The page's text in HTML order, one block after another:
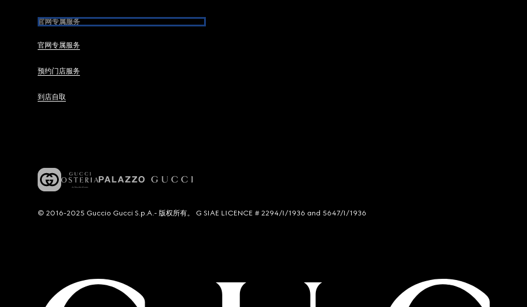
官网专属服务
官网专属服务
预约门店服务
到店自取
© 2016-2025 Guccio Gucci S.p.A.- 版权所有。 G SIAE LICENCE # 2294/I/1936 and 5647/I/1936